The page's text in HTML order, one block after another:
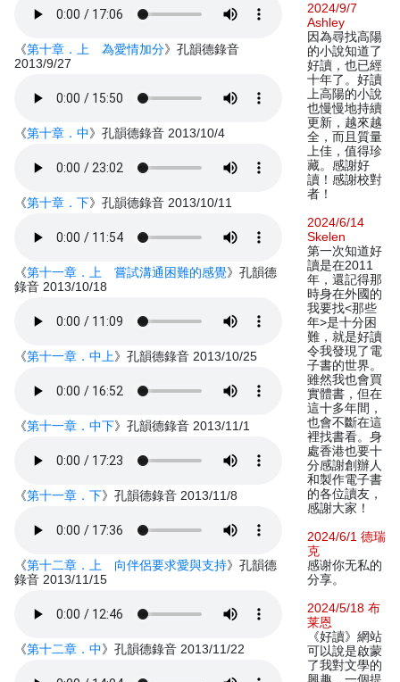
《第十章．上 為愛情加分》孔韻德錄音
2013/9/27
《第十章．中》孔韻德錄音 2013/10/4
《第十章．下》孔韻德錄音 2013/10/11
《第十一章．上 嘗試溝通困難的感覺》孔韻德
錄音 2013/10/18
《第十一章．中上》孔韻德錄音 2013/10/25
《第十一章．中下》孔韻德錄音 2013/11/1
《第十一章．下》孔韻德錄音 2013/11/8
《第十二章．上 向伴侶要求愛與支持》孔韻德
錄音 2013/11/15
《第十二章．中》孔韻德錄音 2013/11/22
2024/9/7
Ashley
因為尋找高陽
的小說知道了
好讀，也已經
十年了。好讀
上高陽的小說
也慢慢地持續
更新，越來越
全，而且質量
上佳，值得珍
藏。感謝好
讀！感謝校對
者！
2024/6/14
Skelen
第一次知道好
讀是在2011
年，還記得那
時身在外國的
我要找<那些
年>是十分困
難，就是好讀
令我發現了電
子書的世界。
雖然我也會買
實體書，但在
這十多年間，
也會不斷在這
裡找書看。身
處香港也要十
分感謝創辦人
和製作電子書
的各位讀友，
感謝大家！
2024/6/1 德瑞
克
感谢你无私的
分享。
2024/5/18 布
莱恩
《好讀》網站
可以說是啟蒙
了我對文學的